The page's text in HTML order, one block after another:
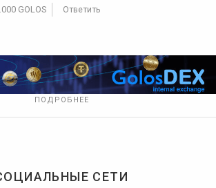
GOLOS Ответить
ПОДРОБНЕЕ
СЕТИ